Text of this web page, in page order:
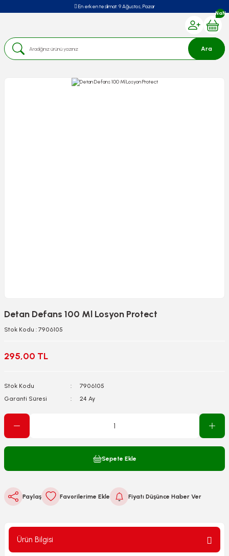
En erken teslimat: 9 Ağustos, Pazar
Ara
NaN
Detan Defans 100 Ml Losyon Protect
Stok Kodu : 7906105
295,00 TL
Stok Kodu
7906105
Garanti Süresi
24 Ay
Sepete Ekle
Paylaş Fiyatı Düşünce Haber Ver
Ürün Bilgisi